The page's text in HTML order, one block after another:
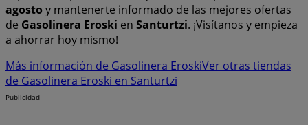
agosto y mantenerte informado de las mejores ofertas
de Gasolinera Eroski en Santurtzi. ¡Visítanos y empieza
a ahorrar hoy mismo!
Más información de Gasolinera EroskiVer otras tiendas
de Gasolinera Eroski en Santurtzi
Publicidad